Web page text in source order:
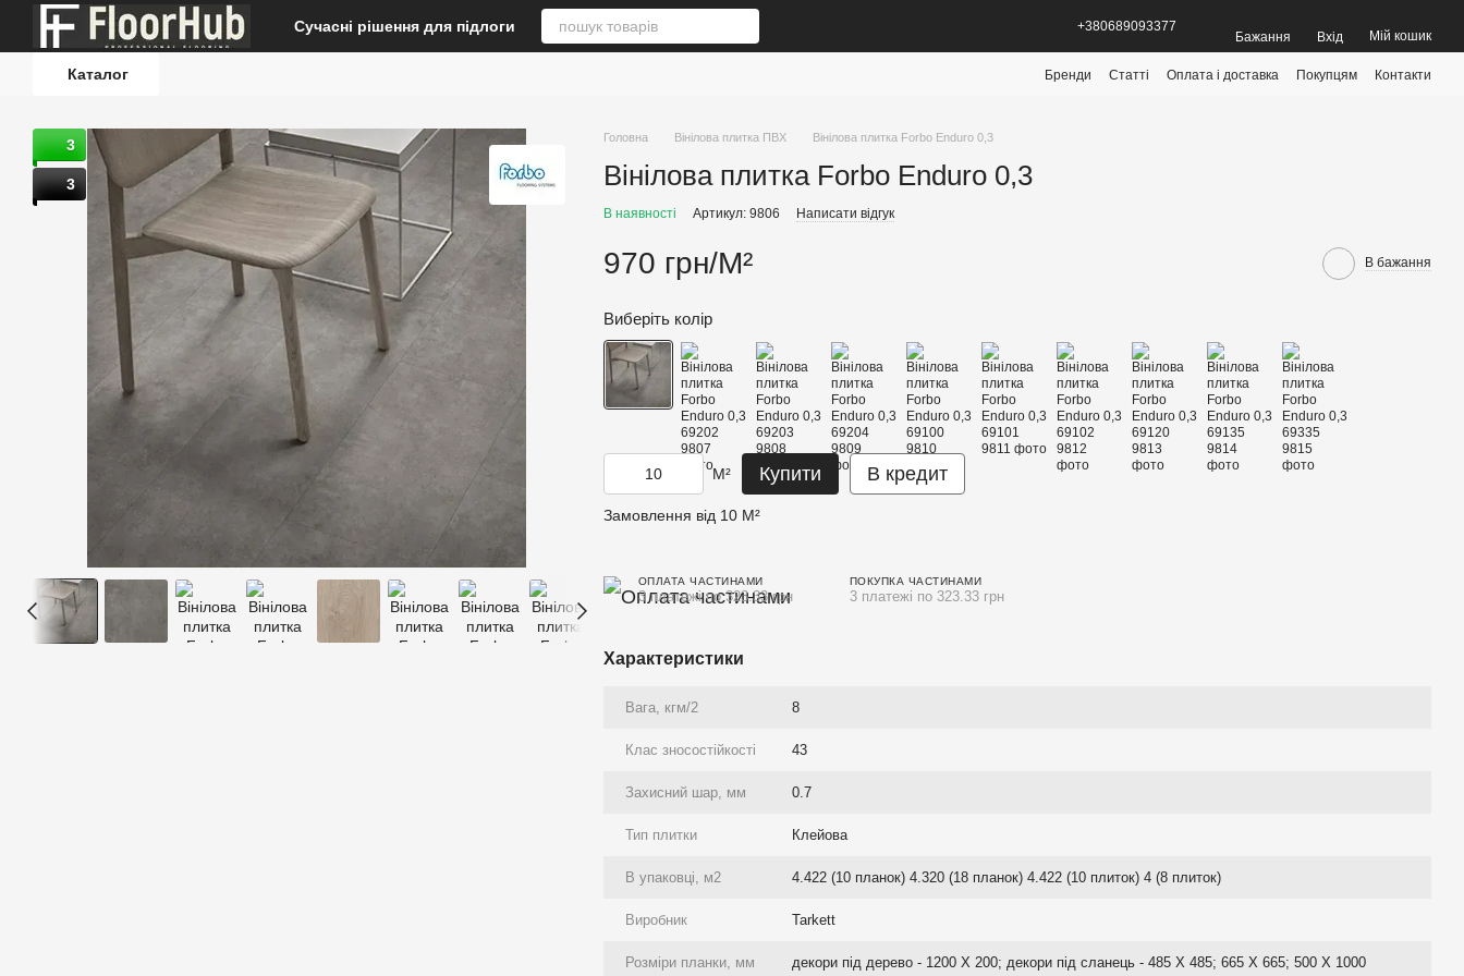
Перейти до основного контенту
Сучасні рішення для підлоги +380689093377
Бажання Вхід Мій кошик
Каталог Бренди Статті Оплата і доставка Покупцям Контакти
3
3
Головна Вінілова плитка ПВХ Вінілова плитка Forbo Enduro 0,3
Вінілова плитка Forbo Enduro 0,3
В наявності Артикул: 9806 Написати відгук
970 грн/М² В бажання
Виберіть колір
М² Купити В кредит
Замовлення від 10 М²
ОПЛАТА ЧАСТИНАМИ
3 платежі по 323.33 грн
ПОКУПКА ЧАСТИНАМИ
3 платежі по 323.33 грн
Характеристики
Вага, кгм/2 8
Клас зносостійкості 43
Захисний шар, мм 0.7
Тип плитки Клейова
В упаковці, м2 4.422 (10 планок) 4.320 (18 планок) 4.422 (10 плиток) 4 (8 плиток)
Виробник Tarkett
Розміри планки, мм декори під дерево - 1200 Х 200; декори під сланець - 485 Х 485; 665 Х 665; 500 Х 1000